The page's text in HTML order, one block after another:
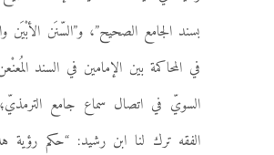
بسند الجامع الصحيح”، و”السّنَن الأبْيَن
في المحاكمة بين الإمامين في السند
السويّ في اتصال سماع جامع
الفقه ترك لنا ابن رشيد: “حكم رؤية